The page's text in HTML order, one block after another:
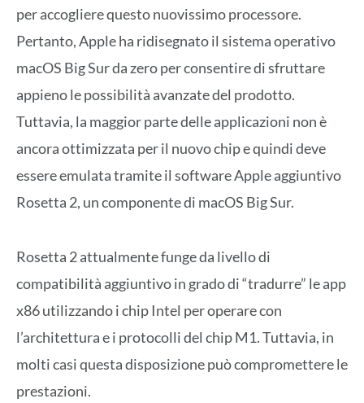
per accogliere questo nuovissimo processore.
Pertanto, Apple ha ridisegnato il sistema operativo
macOS Big Sur da zero per consentire di sfruttare
appieno le possibilità avanzate del prodotto.
Tuttavia, la maggior parte delle applicazioni non è
ancora ottimizzata per il nuovo chip e quindi deve
essere emulata tramite il software Apple aggiuntivo
Rosetta 2, un componente di macOS Big Sur.
Rosetta 2 attualmente funge da livello di
compatibilità aggiuntivo in grado di “tradurre” le app
x86 utilizzando i chip Intel per operare con
l’architettura e i protocolli del chip M1. Tuttavia, in
molti casi questa disposizione può compromettere le
prestazioni.